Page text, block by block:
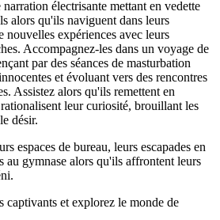
électrisante mettant en vedette
alors qu'ils naviguent dans leurs
nouvelles expériences avec leurs
Accompagnez-les dans un voyage de
par des séances de masturbation
et évoluant vers des rencontres
Assistez alors qu'ils remettent en
leur curiosité, brouillant les
désir.
espaces de bureau, leurs escapades en
au gymnase alors qu'ils affrontent leurs
captivants et explorez le monde de